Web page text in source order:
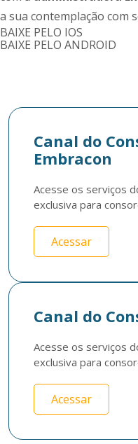
a sua contemplação com
BAIXE PELO IOS
BAIXE PELO ANDROID
Canal do
Embracon
Acesse os serviços
exclusiva para
Acessar
Canal do
Acesse os serviços
exclusiva para
Acessar